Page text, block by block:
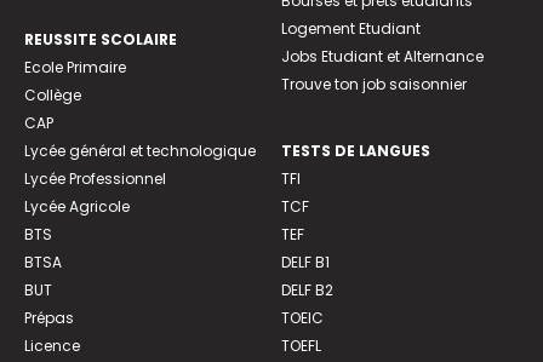
REUSSITE SCOLAIRE
Ecole Primaire
Collège
CAP
Lycée général et technologique
Lycée Professionnel
Lycée Agricole
BTS
BTSA
BUT
Prépas
Licence
Logement Etudiant
Jobs Etudiant et Alternance
Trouve ton job saisonnier
TESTS DE LANGUES
TFI
TCF
TEF
DELF B1
DELF B2
TOEIC
TOEFL